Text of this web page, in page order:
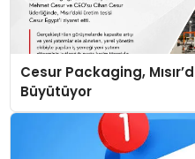
Cesur Packaging,
Büyütüyor